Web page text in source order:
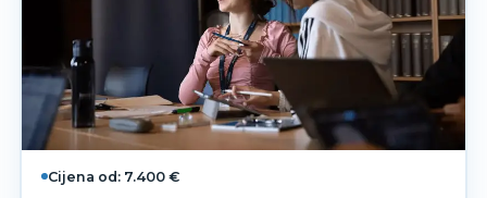
Cijena od: 7.400 €